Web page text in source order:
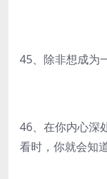
45、除非想成为
46、在你内心深
看时，你就会知